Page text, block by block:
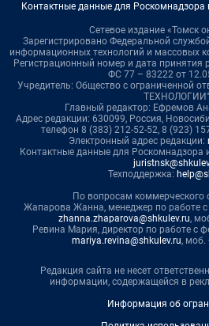
Контактные данные для Роскомнадзора
Сетевое издание «Томск
Зарегистрировано Федеральной
информационных технологий и массовых
Регистрационный номер и дата
ФС 77 – 83222 от
Учредитель: Общество с ограниченной
ТЕХНОЛОГИИ"
Главный редактор: Ефремов
Адрес редакции: 630099, Россия,
телефон 8 (383) 212-52-52, 8 (923)
Электронный адрес редакции:
Контактные данные для Роскомнадзора
Техподдержка:
По вопросам коммерческого
Жапарова Жанна, менеджер по работе
zhanna.zhaparova@shkulev.ru,
Ревина Мария, директор по работе с
mariya.revina@shkulev.ru, моб.
Редакция сайта не несет
информации, содержащейся в
Информация об